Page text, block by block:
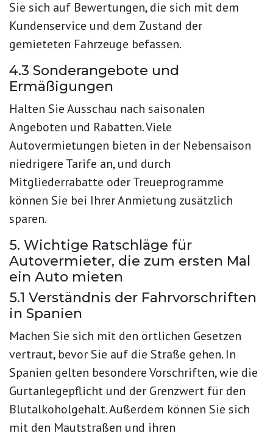
Sie sich auf Bewertungen, die sich mit dem
Kundenservice und dem Zustand der
gemieteten Fahrzeuge befassen.
4.3 Sonderangebote und
Ermäßigungen
Halten Sie Ausschau nach saisonalen
Angeboten und Rabatten. Viele
Autovermietungen bieten in der Nebensaison
niedrigere Tarife an, und durch
Mitgliederrabatte oder Treueprogramme
können Sie bei Ihrer Anmietung zusätzlich
sparen.
5. Wichtige Ratschläge für
Autovermieter, die zum ersten Mal
ein Auto mieten
5.1 Verständnis der Fahrvorschriften
in Spanien
Machen Sie sich mit den örtlichen Gesetzen
vertraut, bevor Sie auf die Straße gehen. In
Spanien gelten besondere Vorschriften, wie die
Gurtanlegepflicht und der Grenzwert für den
Blutalkoholgehalt. Außerdem können Sie sich
mit den Mautstraßen und ihren